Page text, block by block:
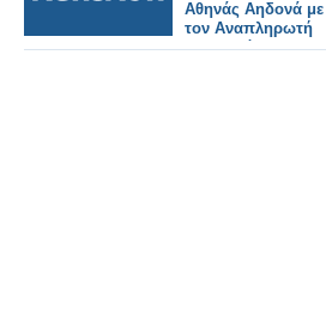
Αθηνάς Αηδονά με
τον Αναπληρωτή
Υπουργό